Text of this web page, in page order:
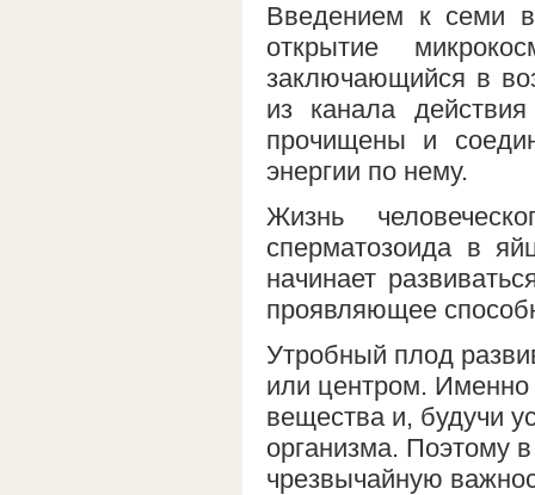
Введением к семи
открытие
заключающийся в
из канала
прочищены и
энергии по нему.
Жизнь
сперматозоида в
начинает
проявляющее
Утробный плод
или центром. Именно
вещества и, будучи
организма. Поэтому
чрезвычайную